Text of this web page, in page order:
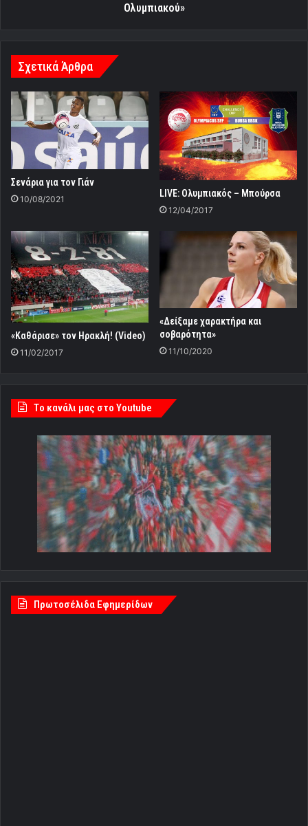
Ολυμπιακού»
Σχετικά Άρθρα
Σενάρια για τον Γιάν
10/08/2021
LIVE: Ολυμπιακός – Μπούρσα
12/04/2017
«Καθάρισε» τον Ηρακλή! (Video)
11/02/2017
«Δείξαμε χαρακτήρα και
σοβαρότητα»
11/10/2020
Tο κανάλι μας στο Youtube
Πρωτοσέλιδα Εφημερίδων